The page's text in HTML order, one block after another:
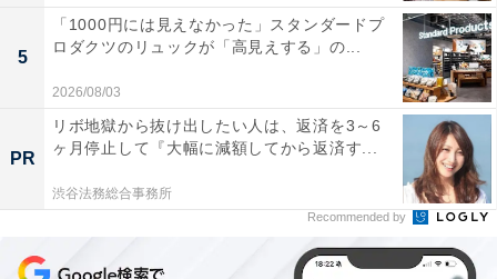
5
「1000円には見えなかった」スタンダードプ
ロダクツのリュックが「高見えする」の...
2026/08/03
PR
リボ地獄から抜け出したい人は、返済を3～6
ヶ月停止して『大幅に減額してから返済す...
渋谷法務総合事務所
Recommended by